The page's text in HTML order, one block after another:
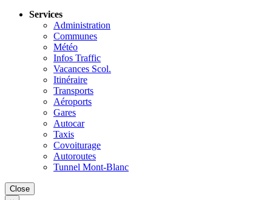
Services
Administration
Communes
Météo
Infos Traffic
Vacances Scol.
Itinéraire
Transports
Aéroports
Gares
Autocar
Taxis
Covoiturage
Autoroutes
Tunnel Mont-Blanc
Close